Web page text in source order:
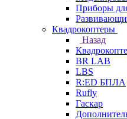
Приборы
Квадрокоптеры
Назад
BR LAB
LBS
R:ED БПЛА
Rufly
Гаскар